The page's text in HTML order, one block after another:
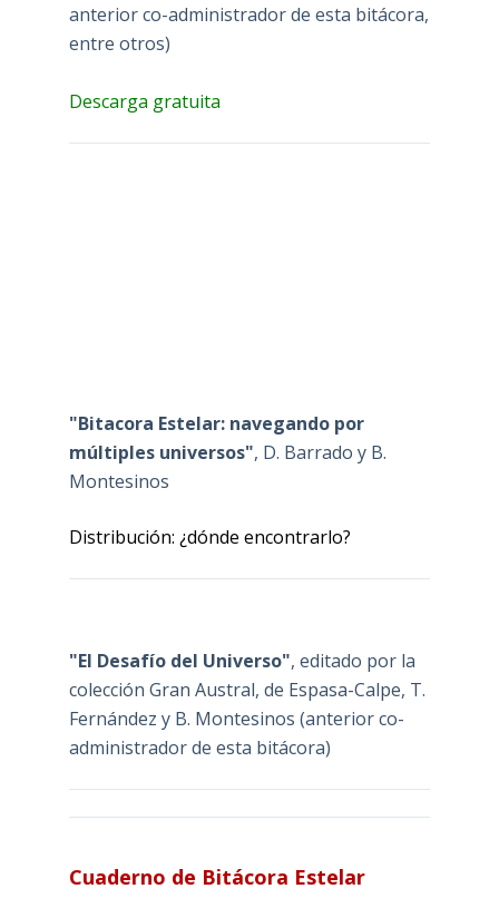
anterior co-administrador de esta bitácora,
entre otros)
Descarga gratuita
"Bitacora Estelar: navegando por
múltiples universos", D. Barrado y B.
Montesinos
Distribución: ¿dónde encontrarlo?
"El Desafío del Universo", editado por la
colección Gran Austral, de Espasa-Calpe, T.
Fernández y B. Montesinos (anterior co-
administrador de esta bitácora)
Cuaderno de Bitácora Estelar